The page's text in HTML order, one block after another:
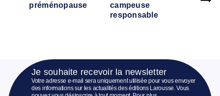
préménopause
campeuse
responsable
Je souhaite recevoir la newsletter
Votre adresse e-mail sera uniquement utilisée pour vous envoyer
des informations sur les actualités des éditions Larousse. Vous